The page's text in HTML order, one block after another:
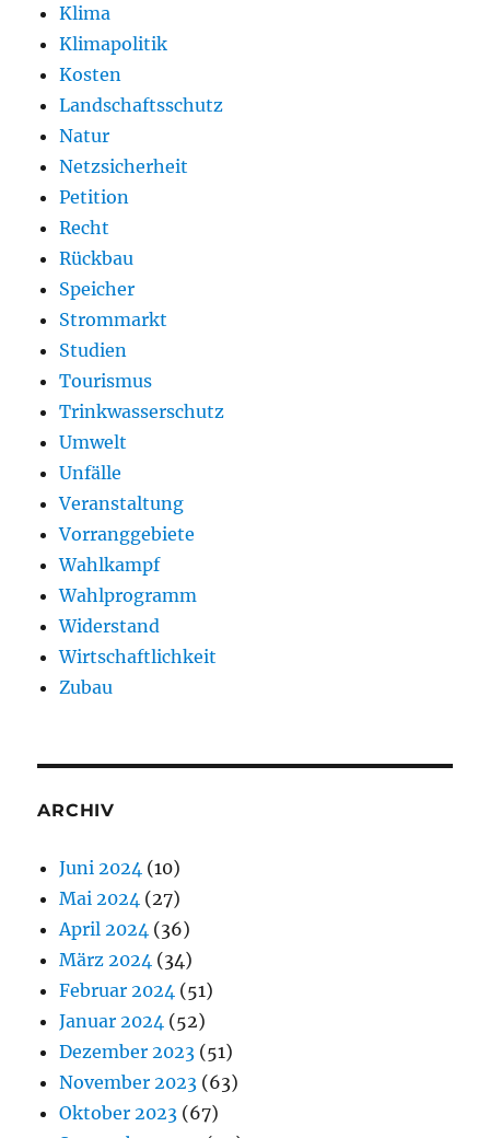
Klima
Klimapolitik
Kosten
Landschaftsschutz
Natur
Netzsicherheit
Petition
Recht
Rückbau
Speicher
Strommarkt
Studien
Tourismus
Trinkwasserschutz
Umwelt
Unfälle
Veranstaltung
Vorranggebiete
Wahlkampf
Wahlprogramm
Widerstand
Wirtschaftlichkeit
Zubau
ARCHIV
Juni 2024 (10)
Mai 2024 (27)
April 2024 (36)
März 2024 (34)
Februar 2024 (51)
Januar 2024 (52)
Dezember 2023 (51)
November 2023 (63)
Oktober 2023 (67)